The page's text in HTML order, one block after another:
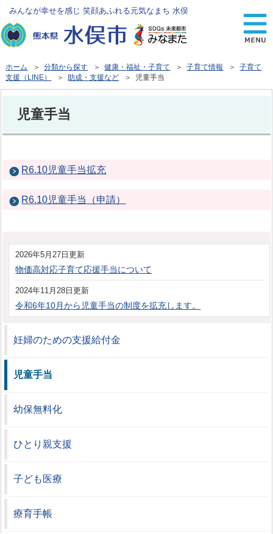
みんなが幸せを感じ 笑顔あふれる元気なまち 水俣
ホーム ＞分類から探す ＞健康・福祉・子育て ＞子育て情報 ＞子育て
支援（LINE）
＞助成・支援など ＞ 児童手当
児童手当
R6.10児童手当拡充
R6.10児童手当（申請）
2026年5月27日更新
物価高対応子育て応援手当について
2024年11月28日更新
令和6年10月から児童手当の制度を拡充します。
妊婦のための支援給付金
児童手当
幼保無料化
ひとり親支援
子ども医療
療育手帳